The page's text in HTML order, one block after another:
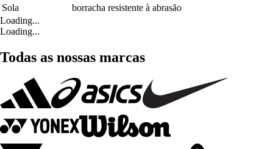
Sola
borracha resistente à abrasão
Loading...
Loading...
Todas as nossas marcas